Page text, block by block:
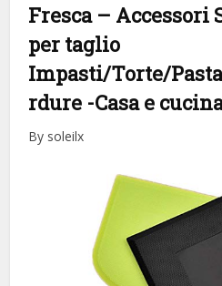
Fresca – Accessori
per taglio
Impasti/Torte/
rdure -Casa e
By soleilx